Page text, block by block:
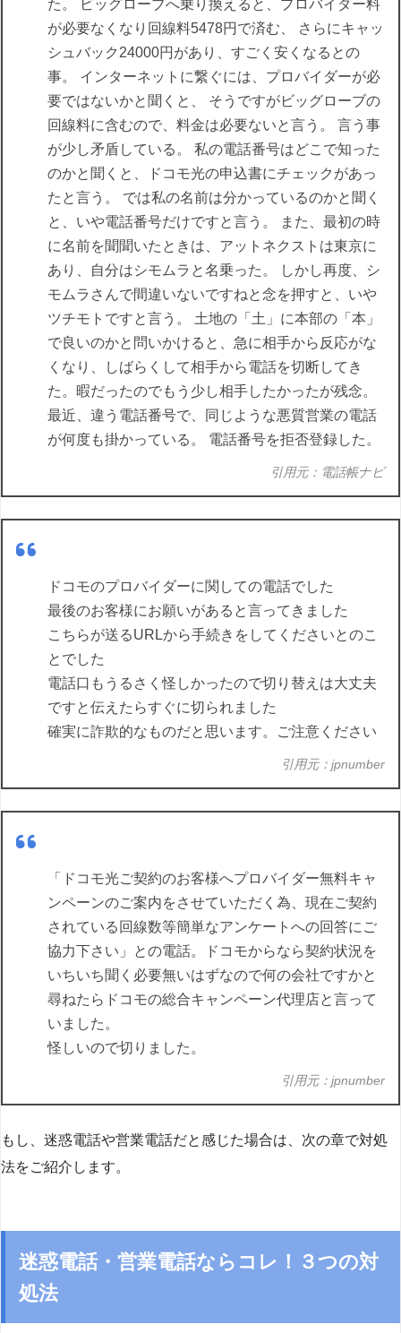
た。 ビッグローブへ乗り換えると、プロバイダー料
が必要なくなり回線料5478円で済む、 さらにキャッ
シュバック24000円があり、すごく安くなるとの
事。 インターネットに繋ぐには、プロバイダーが必
要ではないかと聞くと、 そうですがビッグローブの
回線料に含むので、料金は必要ないと言う。 言う事
が少し矛盾している。 私の電話番号はどこで知った
のかと聞くと、ドコモ光の申込書にチェックがあっ
たと言う。 では私の名前は分かっているのかと聞く
と、いや電話番号だけですと言う。 また、最初の時
に名前を聞聞いたときは、アットネクストは東京に
あり、自分はシモムラと名乗った。 しかし再度、シ
モムラさんで間違いないですねと念を押すと、いや
ツチモトですと言う。 土地の「土」に本部の「本」
で良いのかと問いかけると、急に相手から反応がな
くなり、しばらくして相手から電話を切断してき
た。暇だったのでもう少し相手したかったが残念。
最近、違う電話番号で、同じような悪質営業の電話
が何度も掛かっている。 電話番号を拒否登録した。
引用元：電話帳ナビ
ドコモのプロバイダーに関しての電話でした
最後のお客様にお願いがあると言ってきました
こちらが送るURLから手続きをしてくださいとのこ
とでした
電話口もうるさく怪しかったので切り替えは大丈夫
ですと伝えたらすぐに切られました
確実に詐欺的なものだと思います。ご注意ください
引用元：jpnumber
「ドコモ光ご契約のお客様へプロバイダー無料キャ
ンペーンのご案内をさせていただく為、現在ご契約
されている回線数等簡単なアンケートへの回答にご
協力下さい」との電話。ドコモからなら契約状況を
いちいち聞く必要無いはずなので何の会社ですかと
尋ねたらドコモの総合キャンペーン代理店と言って
いました。
怪しいので切りました。
引用元：jpnumber
もし、迷惑電話や営業電話だと感じた場合は、次の章で対処
法をご紹介します。
迷惑電話・営業電話ならコレ！３つの対
処法